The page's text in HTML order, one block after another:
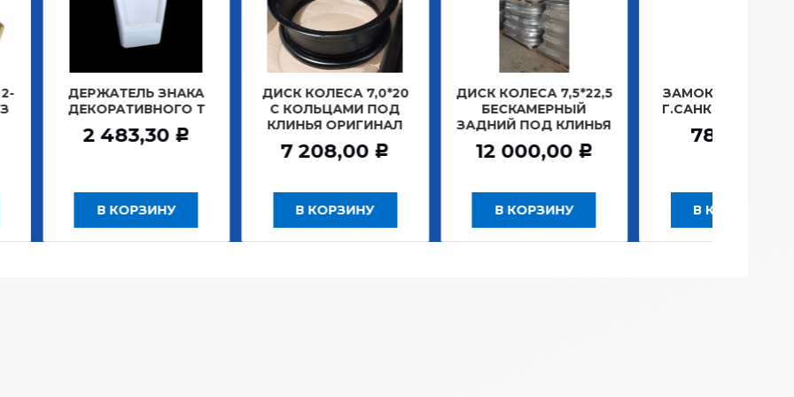
ЗНАКА
Т
ДИСК КОЛЕСА 7,0*20
С КОЛЬЦАМИ ПОД
КЛИНЬЯ ОРИГИНАЛ
Р
ДИСК КОЛЕСА 7,5*22,5
БЕСКАМЕРНЫЙ
ЗАДНИЙ ПОД КЛИНЬЯ
12 000,00 Р
ЗАМОК ЗАЖИГАНИЯ
Г.САНКТ-ПЕТЕРБУРГ
781,20